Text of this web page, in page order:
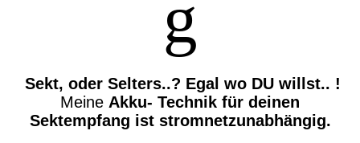
g
Sekt, oder Selters..? Egal wo DU willst.. !
Meine Akku- Technik für deinen
Sektempfang ist stromnetzunabhängig.